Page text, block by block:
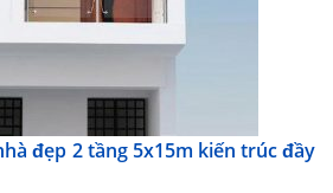
đẹp 2 tầng 5x15m kiến trúc đầy